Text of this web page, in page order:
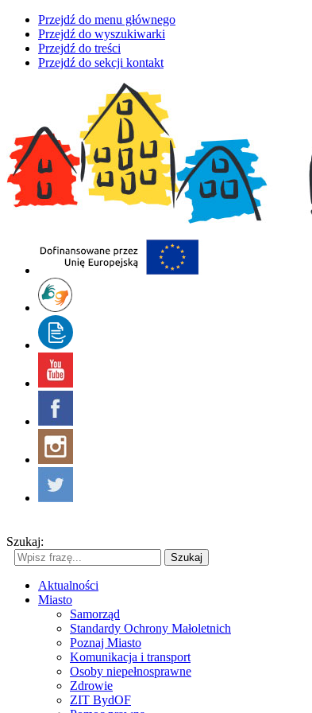
Przejdź do menu głównego
Przejdź do wyszukiwarki
Przejdź do treści
Przejdź do sekcji kontakt
Szukaj:
Szukaj
Aktualności
Miasto
Samorząd
Standardy Ochrony Małoletnich
Poznaj Miasto
Komunikacja i transport
Osoby niepełnosprawne
Zdrowie
ZIT BydOF